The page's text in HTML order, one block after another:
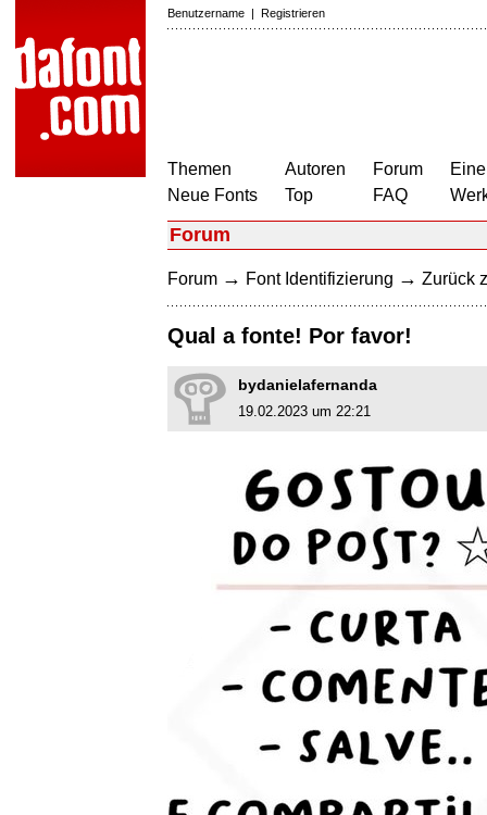
Benutzername | Registrieren
Themen
Neue Fonts
Autoren
Top
Forum
FAQ
Forum
Forum → Font Identifizierung → Zurück
Qual a fonte! Por favor!
bydanielafernanda
19.02.2023 um 22:21